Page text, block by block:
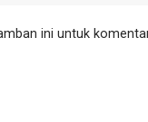
ini untuk